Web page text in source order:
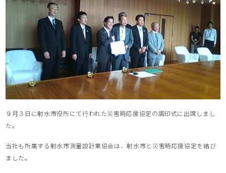
９月３日に射水市役所にて行われた災害時応援協定の調印式に出席しまし
た。
当社も所属する射水市測量設計業協会は、射水市と災害時応援協定を結び
ました。